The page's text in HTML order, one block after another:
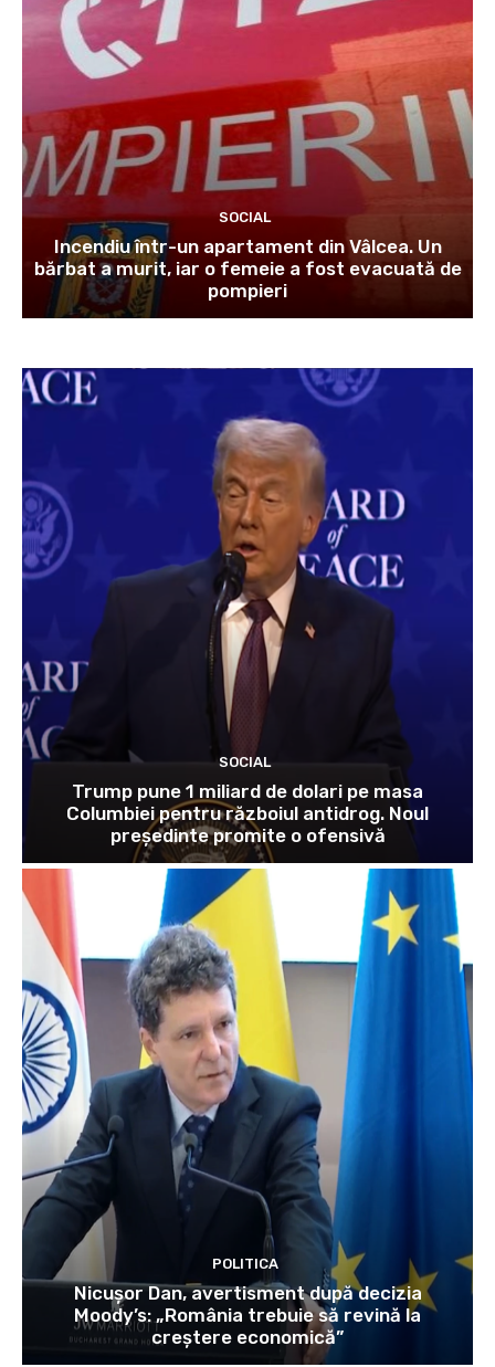
SOCIAL
Incendiu într-un apartament din Vâlcea. Un
bărbat a murit, iar o femeie a fost evacuată de
pompieri
SOCIAL
Trump pune 1 miliard de dolari pe masa
Columbiei pentru războiul antidrog. Noul
președinte promite o ofensivă
POLITICA
Nicușor Dan, avertisment după decizia
Moody’s: „România trebuie să revină la
creștere economică”